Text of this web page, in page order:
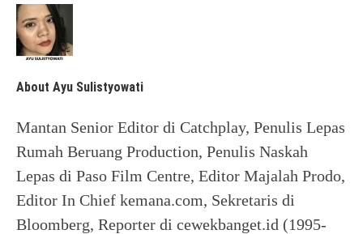
About Ayu Sulistyowati
Mantan Senior Editor di Catchplay, Penulis Lepas
Rumah Beruang Production, Penulis Naskah
Lepas di Paso Film Centre, Editor Majalah Prodo,
Editor In Chief kemana.com, Sekretaris di
Bloomberg, Reporter di cewekbanget.id (1995-